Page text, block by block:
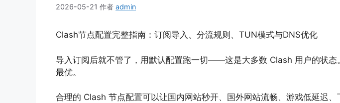
2026-05-21 作者 admin
Clash节点配置完整指南：订阅导入、分流规则、TUN模式与DNS优化
导入订阅后就不管了，用默认配置跑一切——这是大多数 Clash 用户的状态
最优。
合理的 Clash 节点配置可以让国内网站秒开、国外网站流畅、游戏低延迟